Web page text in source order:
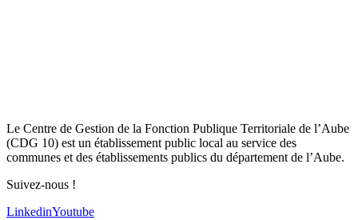
Le Centre de Gestion de la Fonction Publique Territoriale de l’Aube
(CDG 10) est un établissement public local au service des
communes et des établissements publics du département de l’Aube.
Suivez-nous !
LinkedinYoutube